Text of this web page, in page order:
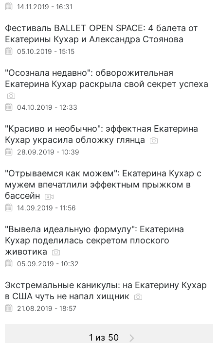
14.11.2019 - 16:31
Фестиваль BALLET OPEN SPACE: 4 балета от
Екатерины Кухар и Александра Стоянова
05.10.2019 - 15:15
"Осознала недавно": обворожительная
Екатерина Кухар раскрыла свой секрет успеха
04.10.2019 - 12:33
"Красиво и необычно": эффектная Екатерина
Кухар украсила обложку глянца
28.09.2019 - 10:39
"Отрываемся как можем": Екатерина Кухар с
мужем впечатлили эффектным прыжком в
бассейн
14.09.2019 - 11:56
"Вывела идеальную формулу": Екатерина
Кухар поделилась секретом плоского
животика
05.09.2019 - 10:32
Экстремальные каникулы: на Екатерину Кухар
в США чуть не напал хищник
21.08.2019 - 18:57
1 из 50